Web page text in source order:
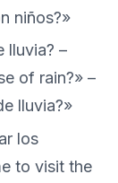
niños?»
lluvia? –
of rain?» –
lluvia?»
los
to visit the